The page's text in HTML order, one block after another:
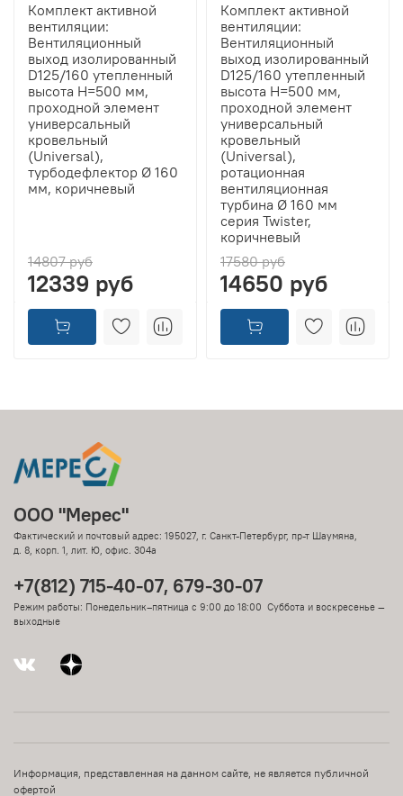
Комплект активной
вентиляции:
Вентиляционный
выход изолированный
D125/160 утепленный
высота H=500 мм,
проходной элемент
универсальный
кровельный
(Universal),
турбодефлектор Ø 160
мм, коричневый
14807 руб
12339 руб
Комплект активной
вентиляции:
Вентиляционный
выход изолированный
D125/160 утепленный
высота H=500 мм,
проходной элемент
универсальный
кровельный
(Universal),
ротационная
вентиляционная
турбина Ø 160 мм
серия Twister,
коричневый
17580 руб
14650 руб
ООО "Мерес"
Фактический и почтовый адрес: 195027, г. Санкт-Петербург, пр-т Шаумяна,
д. 8, корп. 1, лит. Ю, офис. 304а
+7(812) 715-40-07, 679-30-07
Режим работы: Понедельник–пятница с 9:00 до 18:00 Суббота и воскресенье —
выходные
Информация, представленная на данном сайте, не является публичной
офертой